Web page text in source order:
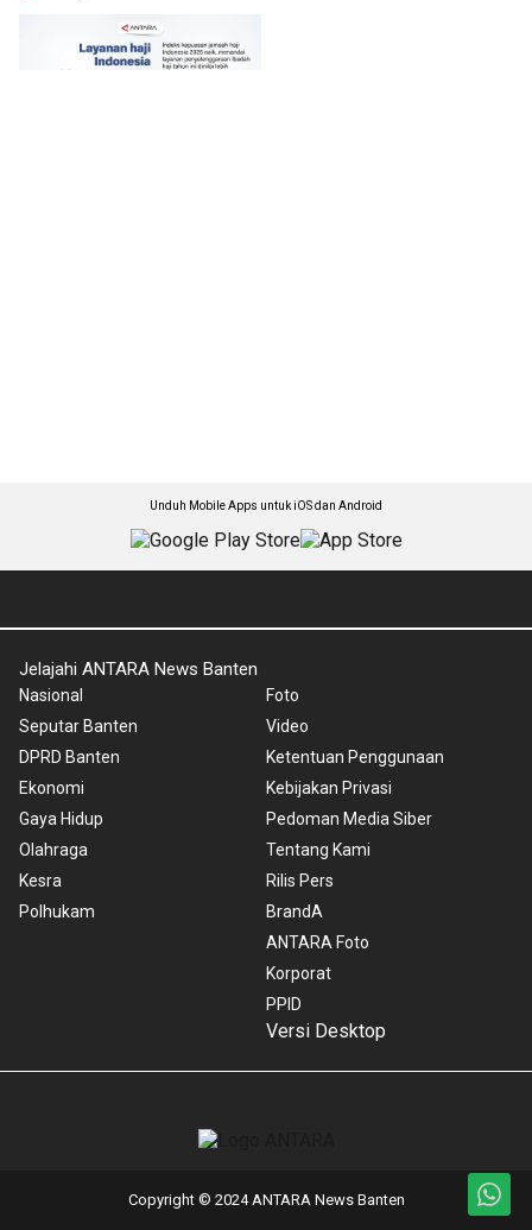
Unduh Mobile Apps untuk iOS dan Android
Jelajahi ANTARA News Banten
Nasional
Seputar Banten
DPRD Banten
Ekonomi
Gaya Hidup
Olahraga
Kesra
Polhukam
Foto
Video
Ketentuan Penggunaan
Kebijakan Privasi
Pedoman Media Siber
Tentang Kami
Rilis Pers
BrandA
ANTARA Foto
Korporat
PPID
Versi Desktop
Copyright © 2024 ANTARA News Banten